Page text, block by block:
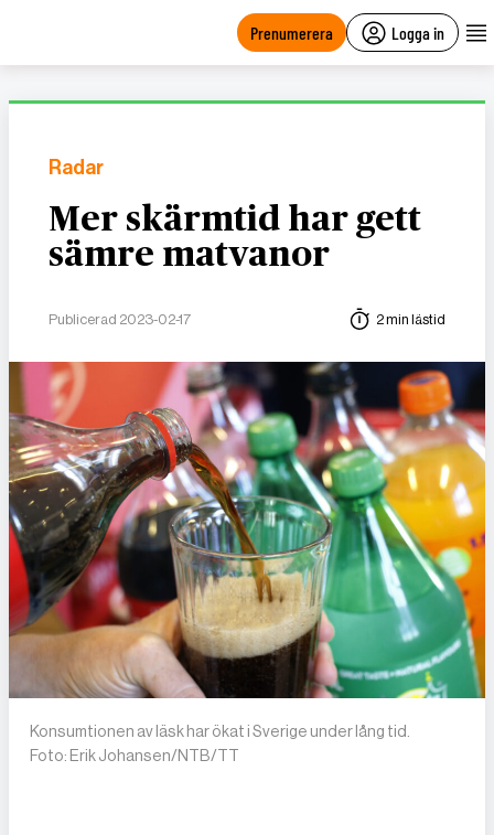
Prenumerera Logga in
Radar
Mer skärmtid har gett
sämre matvanor
Publicerad 2023-02-17 2 min lästid
Konsumtionen av läsk har ökat i Sverige under lång tid.
Foto: Erik Johansen/NTB/TT